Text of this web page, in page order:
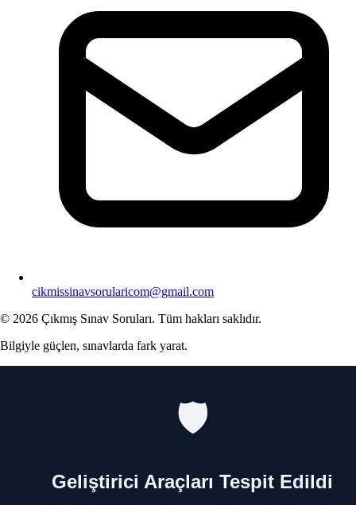
cikmissinavsorularicom@gmail.com
© 2026 Çıkmış Sınav Soruları. Tüm hakları saklıdır.
Bilgiyle güçlen, sınavlarda fark yarat.
🛡️
Geliştirici Araçları Tespit Edildi